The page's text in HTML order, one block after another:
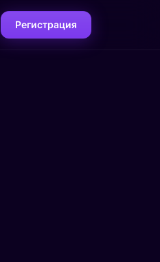
Регистрация